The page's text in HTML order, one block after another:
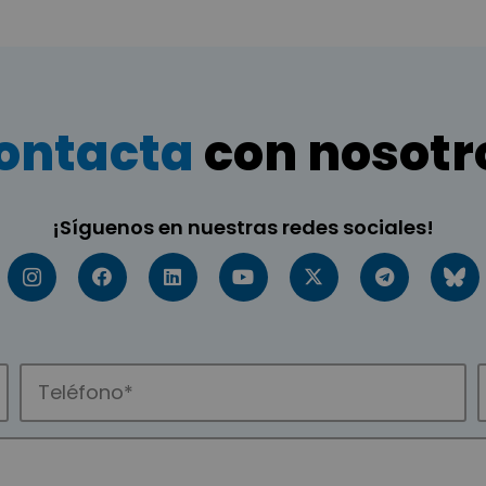
con
¡Síguenos en nuestras redes sociales!